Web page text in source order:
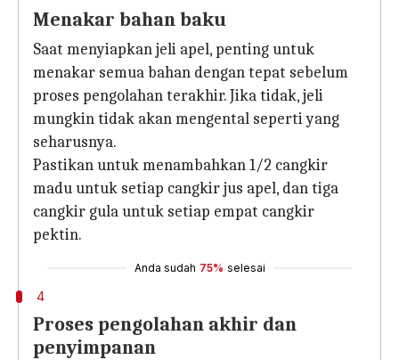
Menakar bahan baku
Saat menyiapkan jeli apel, penting untuk
menakar semua bahan dengan tepat sebelum
proses pengolahan terakhir. Jika tidak, jeli
mungkin tidak akan mengental seperti yang
seharusnya.
Pastikan untuk menambahkan 1/2 cangkir
madu untuk setiap cangkir jus apel, dan tiga
cangkir gula untuk setiap empat cangkir
pektin.
Anda sudah 75% selesai
4
Proses pengolahan akhir dan
penyimpanan